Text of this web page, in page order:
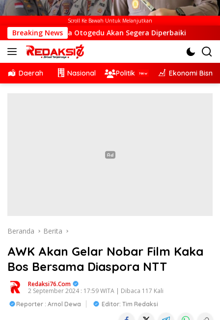
Scroll Ke Bawah Untuk Melanjutkan
Breaking News
Desa Otogedu Akan Segera Diperbaiki Sinergi Lintas
Daerah Nasional Politik Ekonomi Bisnis
Beranda Berita
AWK Akan Gelar Nobar Film Kaka
Bos Bersama Diaspora NTT
Redaksi76.com
2 September 2024 : 17:59 WITA | Dibaca 117 Kali
Reporter : Arnol Dewa Editor: Tim Redaksi